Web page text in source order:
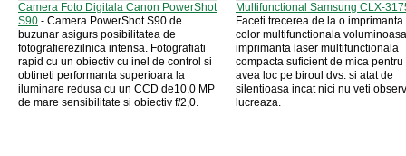
Camera Foto Digitala Canon PowerShot
S90 - Camera PowerShot S90 de
buzunar asigurs posibilitatea de
fotografierezilnica intensa. Fotografiati
rapid cu un obiectiv cu inel de control si
obtineti performanta superioara la
iluminare redusa cu un CCD de10,0 MP
de mare sensibilitate si obiectiv f/2,0.
Multifunctional Samsung CLX-
Faceti trecerea de la o imprimanta
color multifunctionala
imprimanta laser multifunctionala
compacta suficient de mica pentru
avea loc pe biroul dvs. si atat de
silentioasa incat nici nu veti
lucreaza.